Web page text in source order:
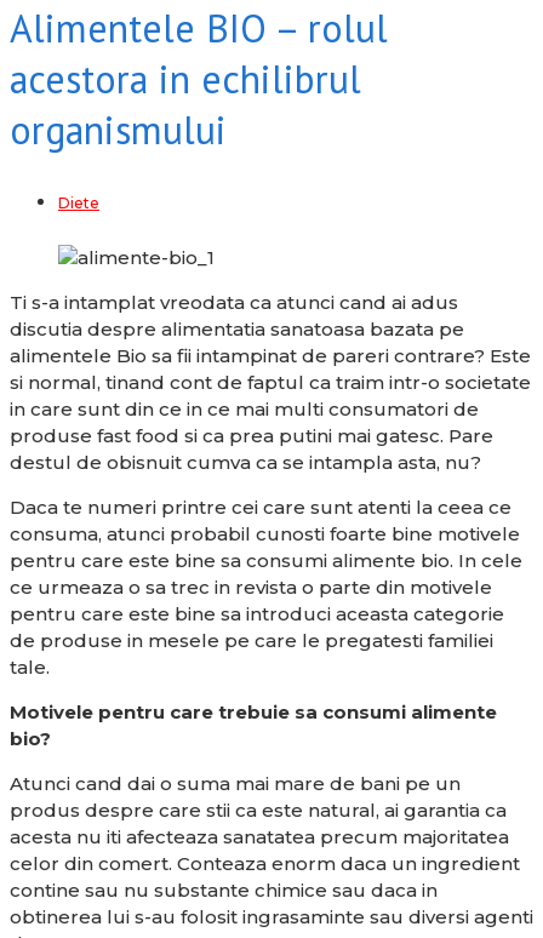
Alimentele BIO – rolul
acestora in echilibrul
organismului
Diete
Ti s-a intamplat vreodata ca atunci cand ai adus
discutia despre alimentatia sanatoasa bazata pe
alimentele Bio sa fii intampinat de pareri contrare? Este
si normal, tinand cont de faptul ca traim intr-o societate
in care sunt din ce in ce mai multi consumatori de
produse fast food si ca prea putini mai gatesc. Pare
destul de obisnuit cumva ca se intampla asta, nu?
Daca te numeri printre cei care sunt atenti la ceea ce
consuma, atunci probabil cunosti foarte bine motivele
pentru care este bine sa consumi alimente bio. In cele
ce urmeaza o sa trec in revista o parte din motivele
pentru care este bine sa introduci aceasta categorie
de produse in mesele pe care le pregatesti familiei
tale.
Motivele pentru care trebuie sa consumi alimente
bio?
Atunci cand dai o suma mai mare de bani pe un
produs despre care stii ca este natural, ai garantia ca
acesta nu iti afecteaza sanatatea precum majoritatea
celor din comert. Conteaza enorm daca un ingredient
contine sau nu substante chimice sau daca in
obtinerea lui s-au folosit ingrasaminte sau diversi agenti